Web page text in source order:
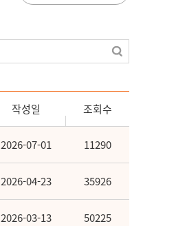
작성일 조회수
2026-07-01 11290
2026-04-23 35926
2026-03-13 50225